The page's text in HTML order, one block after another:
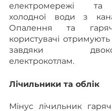
електромережі
холодної води з
Опалення та
користувачі
завдяки
електрокотлам.
Лічильники та облік
Мінус лічильник